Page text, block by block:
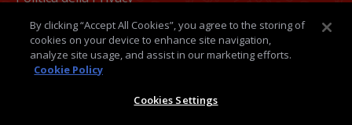
Termini e condizioni
Politica dei Cookie
Medical Information
By clicking “Accept All Cookies”, you agree to the storing of
cookies on your device to enhance site navigation,
analyze site usage, and assist in our marketing efforts.
Cookie Policy
Cookies Settings